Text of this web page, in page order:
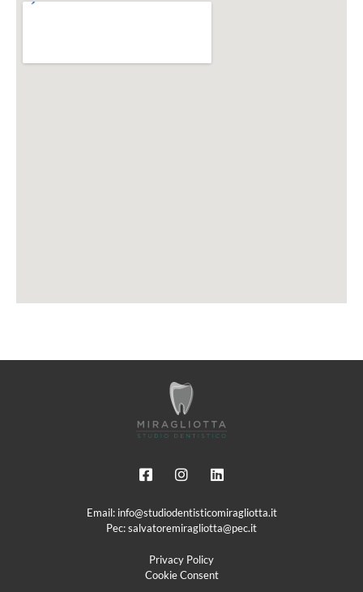
Email: info@studiodentisticomiragliotta.it
Pec: salvatoremiragliotta@pec.it
Privacy Policy
Cookie Consent